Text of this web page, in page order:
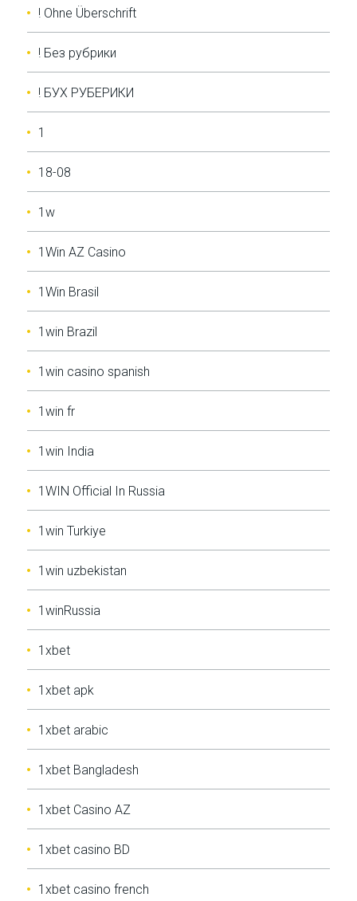
! Ohne Überschrift
! Без рубрики
! БУХ РУБЕРИКИ
1
18-08
1w
1Win AZ Casino
1Win Brasil
1win Brazil
1win casino spanish
1win fr
1win India
1WIN Official In Russia
1win Turkiye
1win uzbekistan
1winRussia
1xbet
1xbet apk
1xbet arabic
1xbet Bangladesh
1xbet Casino AZ
1xbet casino BD
1xbet casino french